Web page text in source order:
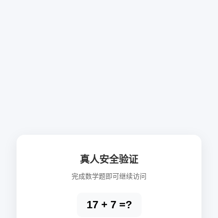
真人安全验证
完成数学题即可继续访问
17 + 7 =?